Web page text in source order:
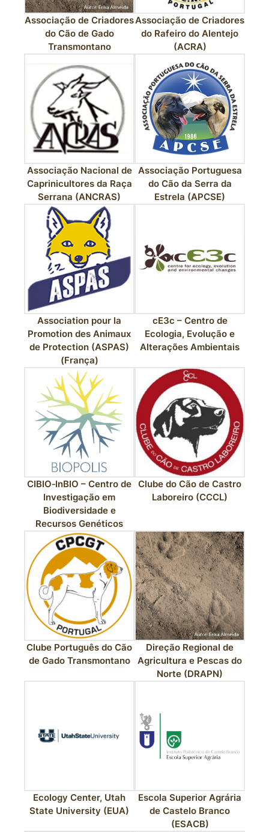
Associação de Criadores
do Cão de Gado
Transmontano
Associação de Criadores
do Rafeiro do Alentejo
(ACRA)
Associação Nacional de
Caprinicultores da Raça
Serrana (ANCRAS)
Associação Portuguesa
do Cão da Serra da
Estrela (APCSE)
Association pour la
Promotion des Animaux
de Protection (ASPAS)
(França)
cE3c – Centro de
Ecologia, Evolução e
Alterações Ambientais
CIBIO‑InBIO – Centro de
Investigação em
Biodiversidade e
Recursos Genéticos
Clube do Cão de Castro
Laboreiro (CCCL)
Clube Português do Cão
de Gado Transmontano
Direção Regional de
Agricultura e Pescas do
Norte (DRAPN)
Ecology Center, Utah
State University (EUA)
Escola Superior Agrária
de Castelo Branco
(ESACB)